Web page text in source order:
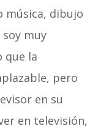
música, dibujo
muy
que la
pero
en su
en televisión,